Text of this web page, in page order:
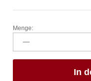
spa
Kneipp'sche
Garnitur
1/2"
Menge:
In